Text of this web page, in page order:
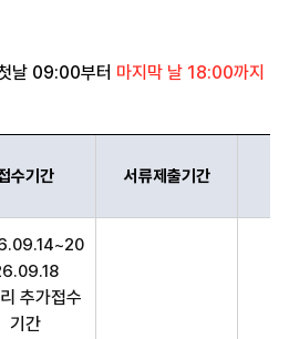
날 09:00부터 마지막 날 18:00까지
수기간 서류제출기간
추가접수
기간